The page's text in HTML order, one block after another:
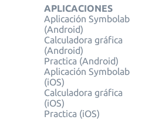
APLICACIONES
Aplicación Symbolab
(Android)
Calculadora gráfica
(Android)
Practica (Android)
Aplicación Symbolab
(iOS)
Calculadora gráfica
(iOS)
Practica (iOS)